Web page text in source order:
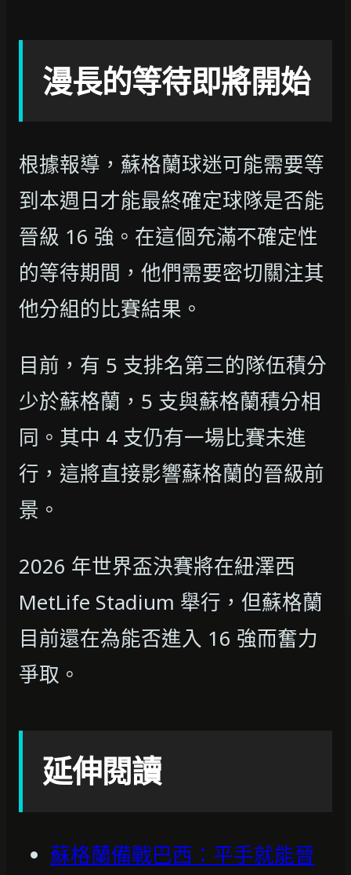
漫長的等待即將開始
根據報導，蘇格蘭球迷可能需要等
到本週日才能最終確定球隊是否能
晉級 16 強。在這個充滿不確定性
的等待期間，他們需要密切關注其
他分組的比賽結果。
目前，有 5 支排名第三的隊伍積分
少於蘇格蘭，5 支與蘇格蘭積分相
同。其中 4 支仍有一場比賽未進
行，這將直接影響蘇格蘭的晉級前
景。
2026 年世界盃決賽將在紐澤西
MetLife Stadium 舉行，但蘇格蘭
目前還在為能否進入 16 強而奮力
爭取。
延伸閱讀
蘇格蘭備戰巴西：平手就能晉